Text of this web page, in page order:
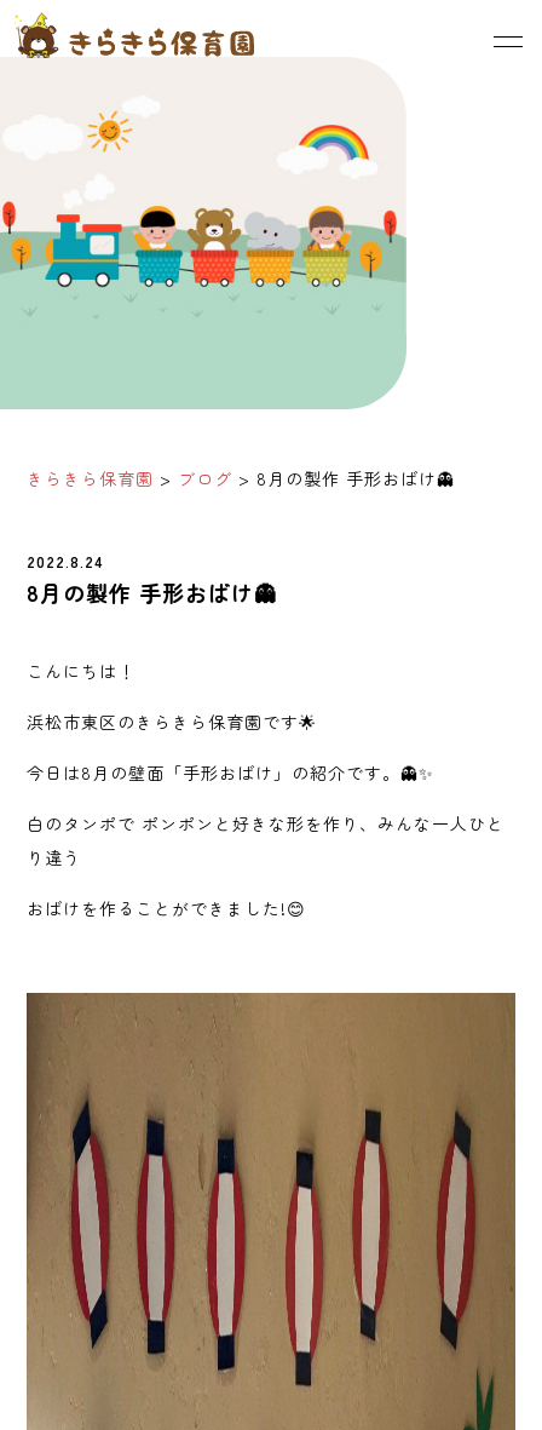
きらきら保育園 > ブログ > 8月の製作 手形おばけ👻
2022.8.24
8月の製作 手形おばけ👻
こんにちは！
浜松市東区のきらきら保育園です🌟
今日は8月の壁面「手形おばけ」の紹介です。👻✨
白のタンポで ポンポンと好きな形を作り、みんな一人ひと
り違う
おばけを作ることができました!😊